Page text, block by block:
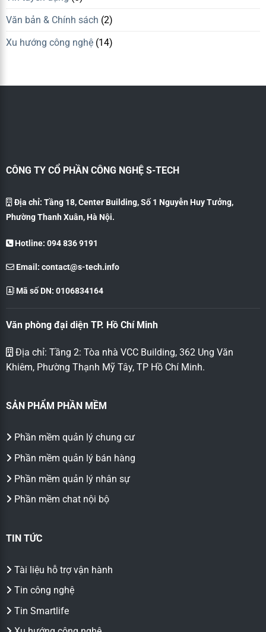
Văn bản & Chính sách (2)
Xu hướng công nghệ (14)
CÔNG TY CỔ PHẦN CÔNG NGHỆ S-TECH
Địa chỉ: Tầng 18, Center Building, Số 1 Nguyễn Huy Tưởng,
Phường Thanh Xuân, Hà Nội.
Hotline: 094 836 9191
Email: contact@s-tech.info
Mã số DN: 0106834164
Văn phòng đại diện TP. Hồ Chí Minh
Địa chỉ: Tầng 2: Tòa nhà VCC Building, 362 Ung Văn
Khiêm, Phường Thạnh Mỹ Tây, TP Hồ Chí Minh.
SẢN PHẨM PHẦN MỀM
Phần mềm quản lý chung cư
Phần mềm quản lý bán hàng
Phần mềm quản lý nhân sự
Phần mềm chat nội bộ
TIN TỨC
Tài liệu hỗ trợ vận hành
Tin công nghệ
Tin Smartlife